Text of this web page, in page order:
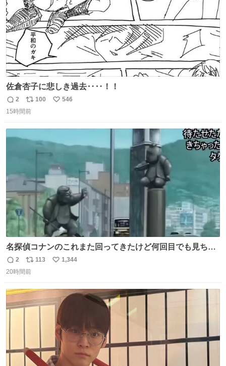
佐倉杏子に悲しき過去‥‥！！
返
信
2
リ
ポ
100
い
546
15時間前
名探偵コナンのこれまた回ってきたけど何回目でも見ちゃ
う魔力あるのよな
返
信
2
リ
ポ
数
113
い
数
1,344
20時間前